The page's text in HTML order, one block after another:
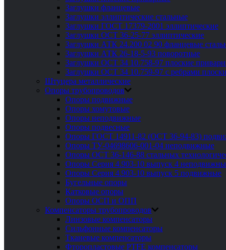
Заглушки фланцевые
Заглушки эллиптические стальные
Заглушки ГОСТ 17379-2001 эллиптические
Заглушки ОСТ 36-25-77 эллиптические
Заглушки АТК 24.200 02 90 фланцевые
Заглушки АТК 26-18-5-93 поворотные
Заглушки ОСТ 34 10.758-97 плоские
Заглушки ОСТ 34 10.759-97 с ребрами
Штуцера металлические
Опоры трубопроводов
Опоры подвижные
Опоры хомутовые
Опоры неподвижные
Опоры подвесные
Опоры ГОСТ 14911-82 (ОСТ 36-94-83)
Опоры ТУ-04698606-001-04 неподвижные
Опоры ОСТ 36-146-88 стальных
Опоры Серия 4.903-10 выпуск 4
Опоры Серия 4.903-10 выпуск 5 подвижные
Бугельные опоры
Катковые опоры
Опоры ОСП и ОПП
Компенсаторы трубопроводов
Линзовые компенсаторы
Сильфонные компенсаторы
Тканевые компенсаторы
Фторопластовые PTFE компенсаторы